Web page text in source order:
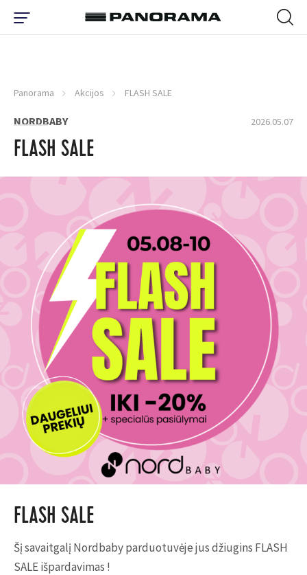
Panorama Akcijos FLASH SALE
NORDBABY 2026.05.07
FLASH SALE
FLASH SALE
Šį savaitgalį Nordbaby parduotuvėje jus džiugins FLASH
SALE išpardavimas !